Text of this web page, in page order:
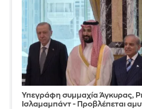
Υπεγράφη συμμαχία Άγκυρας,
Ισλαμαμπάντ - Προβλέπεται